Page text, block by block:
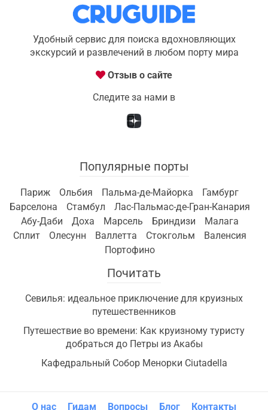
Удобный сервис для поиска вдохновляющих
экскурсий и развлечений в любом порту мира
Отзыв о сайте
Следите за нами в
Популярные порты
Париж Ольбия Пальма-де-Майорка
Гамбург
Барселона
Стамбул
Лас-Пальмас-де-Гран-Канария
Абу-Даби
Доха Марсель Бриндизи
Малага
Сплит
Олесунн Валлетта Стокгольм
Валенсия
Портофино
Почитать
Севилья: идеальное приключение для круизных
путешественников
Путешествие во времени: Как круизному туристу
добраться до Петры из Акабы
Кафедральный Собор Менорки Ciutadella
О нас Гидам Вопросы Блог Контакты